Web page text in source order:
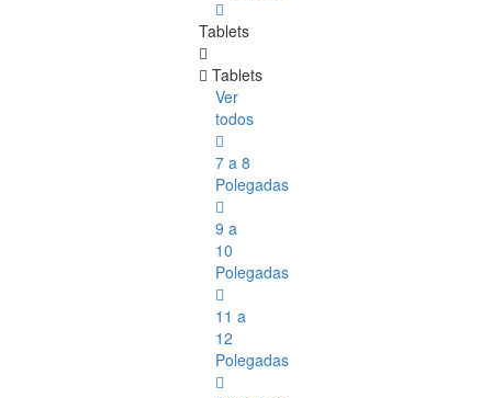
Tablets
Tablets
Ver
todos
7 a 8
Polegadas
9 a
10
Polegadas
11 a
12
Polegadas